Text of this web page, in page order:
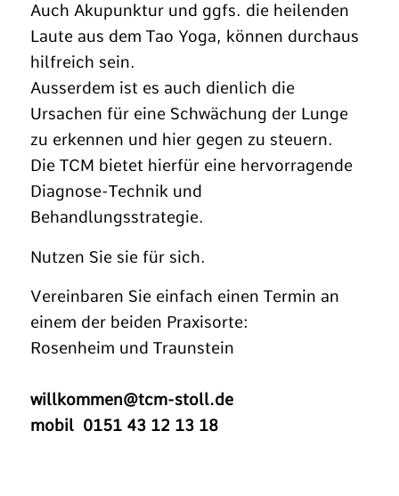
Auch Akupunktur und ggfs. die heilenden
Laute aus dem Tao Yoga, können durchaus
hilfreich sein.
Ausserdem ist es auch dienlich die
Ursachen für eine Schwächung der Lunge
zu erkennen und hier gegen zu steuern.
Die TCM bietet hierfür eine hervorragende
Diagnose-Technik und
Behandlungsstrategie.
Nutzen Sie sie für sich.
Vereinbaren Sie einfach einen Termin an
einem der beiden Praxisorte:
Rosenheim und Traunstein
willkommen@tcm-stoll.de
mobil 0151 43 12 13 18